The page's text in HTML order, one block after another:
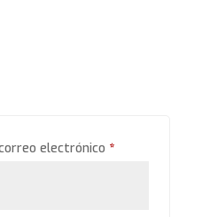
electrónico *Obligatorio